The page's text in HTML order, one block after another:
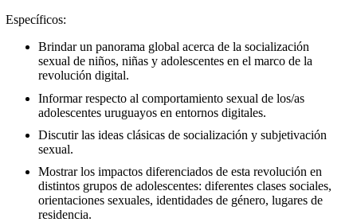
Específicos:
Brindar un panorama global acerca de la socialización
sexual de niños, niñas y adolescentes en el marco de la
revolución digital.
Informar respecto al comportamiento sexual de los/as
adolescentes uruguayos en entornos digitales.
Discutir las ideas clásicas de socialización y subjetivación
sexual.
Mostrar los impactos diferenciados de esta revolución en
distintos grupos de adolescentes: diferentes clases sociales,
orientaciones sexuales, identidades de género, lugares de
residencia.